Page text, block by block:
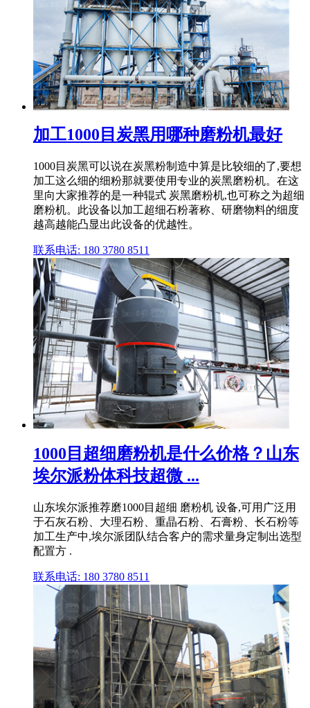
加工1000目炭黑用哪种磨粉机最好
1000目炭黑可以说在炭黑粉制造中算是比较细的了,要想
加工这么细的细粉那就要使用专业的炭黑磨粉机。在这
里向大家推荐的是一种辊式 炭黑磨粉机,也可称之为超细
磨粉机。此设备以加工超细石粉著称、研磨物料的细度
越高越能凸显出此设备的优越性。
联系电话: 180 3780 8511
1000目超细磨粉机是什么价格？山东
埃尔派粉体科技超微 ...
山东埃尔派推荐磨1000目超细 磨粉机 设备,可用广泛用
于石灰石粉、大理石粉、重晶石粉、石膏粉、长石粉等
加工生产中,埃尔派团队结合客户的需求量身定制出选型
配置方 .
联系电话: 180 3780 8511